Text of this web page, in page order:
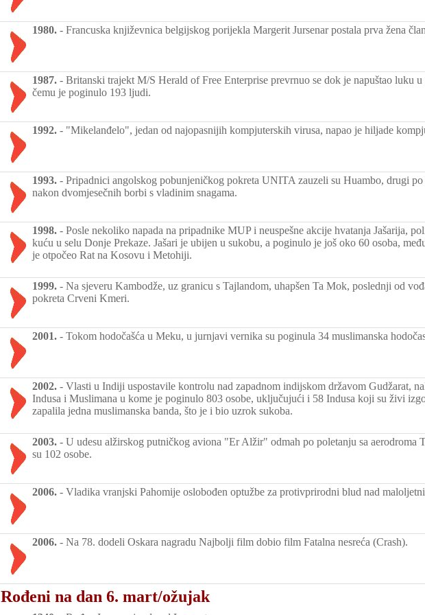
1980. - Francuska književnica belgijskog porijekla Margerit Jursenar postala prva žena
1987. - Britanski trajekt M/S Herald of Free Enterprise prevrnuo se dok je napuštao luku
čemu je poginulo 193 ljudi.
1992. - "Mikelanđelo", jedan od najopasnijih kompjuterskih virusa, napao je hiljade
1993. - Pripadnici angolskog pobunjeničkog pokreta UNITA zauzeli su Huambo, drugi
nakon dvomjesečnih borbi s vladinim snagama.
1998. - Posle nekoliko napada na pripadnike MUP i neuspešne akcije hvatanja Jašarija,
kuću u selu Donje Prekaze. Jašari je ubijen u sukobu, a poginulo je još oko 60 osoba,
je otpočeo Rat na Kosovu i Metohiji.
1999. - Na sjeveru Kambodže, uz granicu s Tajlandom, uhapšen Ta Mok, poslednji od
pokreta Crveni Kmeri.
2001. - Tokom hodočašća u Meku, u jurnjavi vernika su poginula 34 muslimanska
2002. - Vlasti u Indiji uspostavile kontrolu nad zapadnom indijskom državom Gudžarat,
Indusa i Muslimana u kome je poginulo 803 osobe, uključujući i 58 Indusa koji su živi
zapalila jedna muslimanska banda, što je i bio uzrok sukoba.
2003. - U udesu alžirskog putničkog aviona "Er Alžir" odmah po poletanju sa aerodroma
su 102 osobe.
2006. - Vladika vranjski Pahomije oslobođen optužbe za protivprirodni blud nad
2006. - Na 78. dodeli Oskara nagradu Najbolji film dobio film Fatalna nesreća (Crash).
Rođeni na dan 6. mart/ožujak